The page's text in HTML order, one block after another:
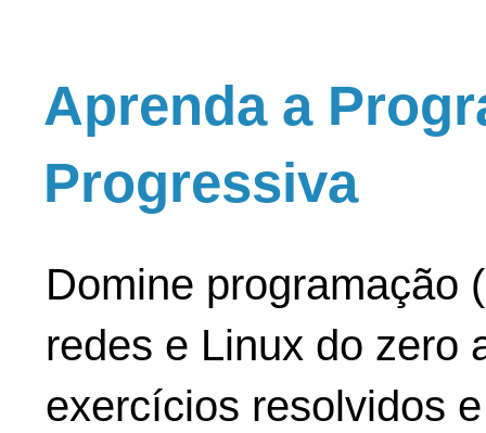
Aprenda a
Progressiva
Domine programação
redes e Linux do zero
exercícios resolvidos